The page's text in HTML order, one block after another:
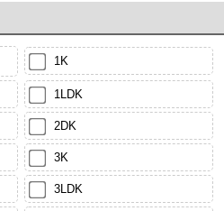
1K
1LDK
2DK
3K
3LDK